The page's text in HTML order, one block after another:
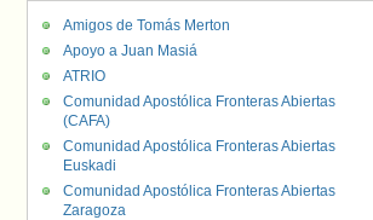
Amigos de Tomás Merton
Apoyo a Juan Masiá
ATRIO
Comunidad Apostólica Fronteras Abiertas
(CAFA)
Comunidad Apostólica Fronteras Abiertas
Euskadi
Comunidad Apostólica Fronteras Abiertas
Zaragoza